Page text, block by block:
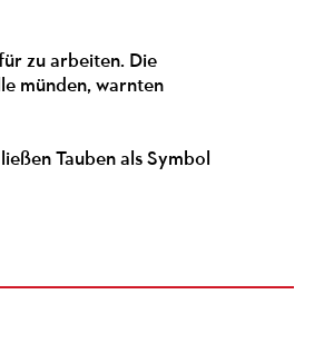
zu arbeiten. Die
münden, warnten
Tauben als Symbol